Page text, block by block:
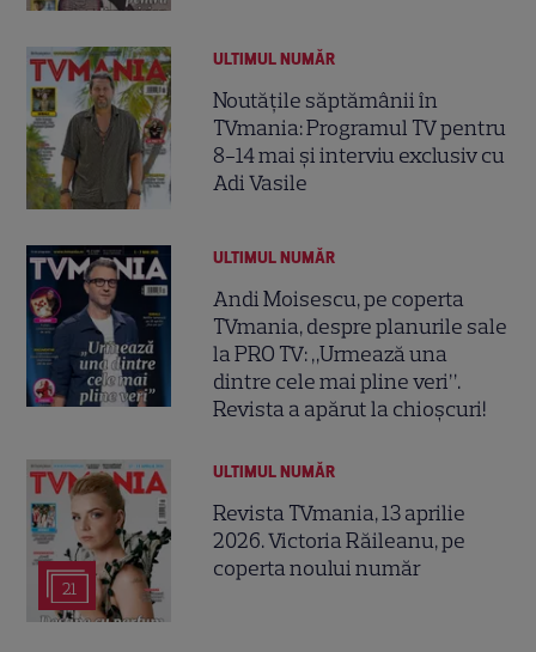
ULTIMUL NUMĂR
Noutățile săptămânii în
TVmania: Programul TV pentru
8-14 mai și interviu exclusiv cu
Adi Vasile
ULTIMUL NUMĂR
Andi Moisescu, pe coperta
TVmania, despre planurile sale
la PRO TV: „Urmează una
dintre cele mai pline veri”.
Revista a apărut la chioșcuri!
21
ULTIMUL NUMĂR
Revista TVmania, 13 aprilie
2026. Victoria Răileanu, pe
coperta noului număr